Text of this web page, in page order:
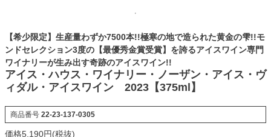
【希少限定】生産量わずか7500本!!極寒の地で造られた黄金の雫!!モ
ンドセレクション3度の【最優秀金賞受賞】を誇るアイスワイン専門
ワイナリーが生み出す奇跡のアイスワイン!!
アイス・ハウス・ワイナリー・ノーザン・アイス・ヴ
ィダル・アイスワイン 2023【375ml】
商品番号 22-23-137-0305